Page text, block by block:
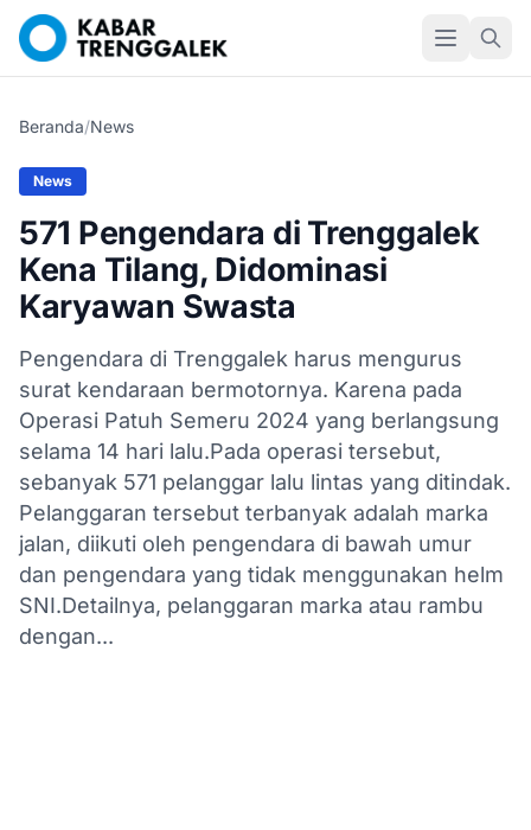
Beranda/News
News
571 Pengendara di Trenggalek
Kena Tilang, Didominasi
Karyawan Swasta
Pengendara di Trenggalek harus mengurus
surat kendaraan bermotornya. Karena pada
Operasi Patuh Semeru 2024 yang berlangsung
selama 14 hari lalu.Pada operasi tersebut,
sebanyak 571 pelanggar lalu lintas yang ditindak.
Pelanggaran tersebut terbanyak adalah marka
jalan, diikuti oleh pengendara di bawah umur
dan pengendara yang tidak menggunakan helm
SNI.Detailnya, pelanggaran marka atau rambu
dengan...